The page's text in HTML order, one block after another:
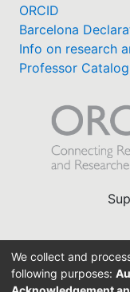
ORCID
Barcelona
Info on research
Professor
We collect and
following purposes: